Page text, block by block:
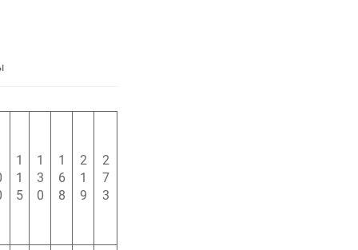
1
1
5
1
3
0
1
6
8
2
1
9
2
7
3